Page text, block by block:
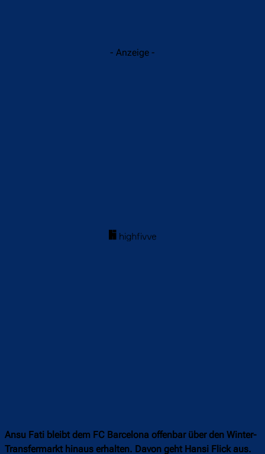
- Anzeige -
Ansu Fati bleibt dem FC Barcelona offenbar über den Winter-
Transfermarkt hinaus erhalten. Davon geht Hansi Flick aus.